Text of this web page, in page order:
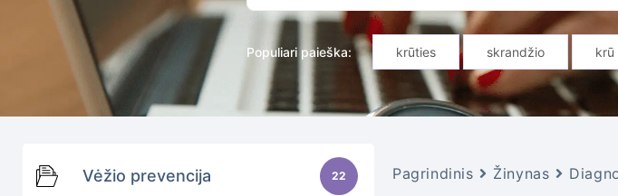
Populiari paieška: krūties skrandžio krū
Vėžio prevencija 22 Pagrindinis Žinynas